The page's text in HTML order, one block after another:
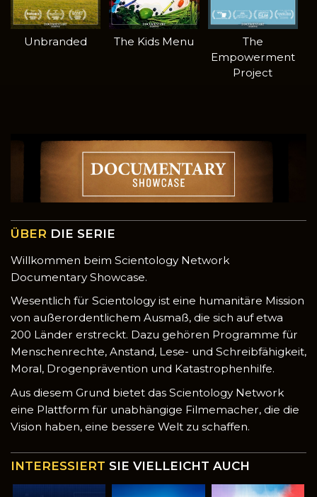
Unbranded The Kids Menu
The
Empowerment
Project
ÜBER DIE SERIE
Willkommen beim Scientology Network
Documentary Showcase.
Wesentlich für Scientology ist eine humanitäre Mission
von außerordentlichem Ausmaß, die sich auf etwa
200 Länder erstreckt. Dazu gehören Programme für
Menschenrechte, Anstand, Lese- und Schreibfähigkeit,
Moral, Drogenprävention und Katastrophenhilfe.
Aus diesem Grund bietet das Scientology Network
eine Plattform für unabhängige Filmemacher, die die
Vision haben, eine bessere Welt zu schaffen.
INTERESSIERT SIE VIELLEICHT AUCH